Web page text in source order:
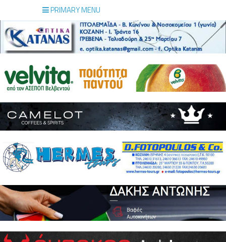
PRIMARY MENU